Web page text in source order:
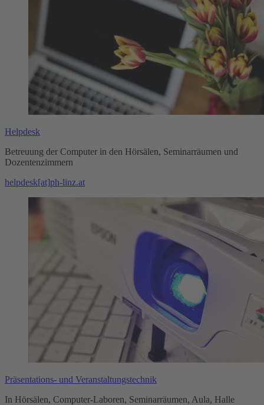
Helpdesk
Betreuung der Computer in den Hörsälen, Seminarräumen und
Dozentenzimmern
helpdesk[at]ph-linz.at
Präsentations- und Veranstaltungstechnik
In Hörsälen, Computer-Laboren, Seminarräumen, Aula, Halle